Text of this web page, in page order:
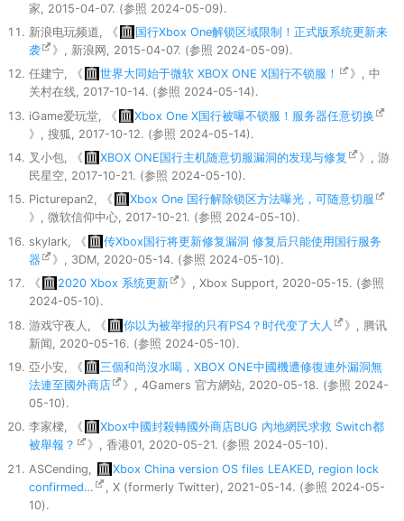
家, 2015-04-07. (参照 2024-05-09).
新浪电玩频道, 《
国行Xbox One解锁区域限制！正式版系统更新来
袭
》, 新浪网, 2015-04-07. (参照 2024-05-09).
任建宁, 《
世界大同始于微软 XBOX ONE X国行不锁服！
》, 中
关村在线, 2017-10-14. (参照 2024-05-14).
iGame爱玩堂, 《
Xbox One X国行被曝不锁服！服务器任意切换
》, 搜狐, 2017-10-12. (参照 2024-05-14).
叉小包, 《
XBOX ONE国行主机随意切服漏洞的发现与修复
》, 游
民星空, 2017-10-21. (参照 2024-05-10).
Picturepan2, 《
Xbox One 国行解除锁区方法曝光，可随意切服
》, 微软信仰中心, 2017-10-21. (参照 2024-05-10).
skylark, 《
传Xbox国行将更新修复漏洞 修复后只能使用国行服务
器
》, 3DM, 2020-05-14. (参照 2024-05-10).
《
2020 Xbox 系统更新
》, Xbox Support, 2020-05-15. (参照
2024-05-10).
游戏守夜人, 《
你以为被举报的只有PS4？时代变了大人
》, 腾讯
新闻, 2020-05-16. (参照 2024-05-10).
亞小安, 《
三個和尚沒水喝，XBOX ONE中國機遭修復連外漏洞無
法連至國外商店
》, 4Gamers 官方網站, 2020-05-18. (参照 2024-
05-10).
李家樑, 《
Xbox中國封殺轉國外商店BUG 內地網民求救 Switch都
被舉報？
》, 香港01, 2020-05-21. (参照 2024-05-10).
ASCending,
Xbox China version OS files LEAKED, region lock
confirmed…
, X (formerly Twitter), 2021-05-14. (参照 2024-05-
10).